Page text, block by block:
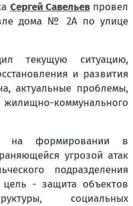
Сергей Савельевпровел
дома № 2А по улице
текущую ситуацию,
и развития
актуальные проблемы,
коммунального
на формировании в
угрозой атак
подразделения
- защита объектов
социальных